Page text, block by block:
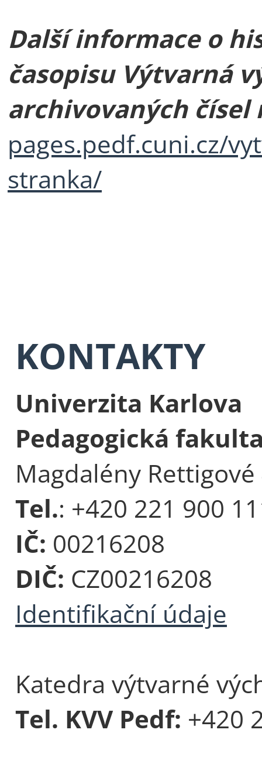
Další informace o
časopisu Výtvarná
archivovaných čísel
pages.pedf.cuni.cz/
stranka/
KONTAKTY
Univerzita Karlova
Pedagogická
Magdalény
Tel.: +420 221 900
IČ: 00216208
DIČ: CZ00216208
Identifikační údaje
Katedra výtvarné
Tel. KVV Pedf: +420